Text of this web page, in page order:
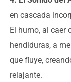
en cascada
El humo, al caer
hendiduras, a
que fluye,
relajante.